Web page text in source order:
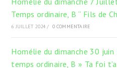
Temps ordinaire, B “ Fils de
6 JUILLET 2024 / 0 COMMENTAIRE
Homélie du dimanche 30
temps ordinaire, B » Ta foi